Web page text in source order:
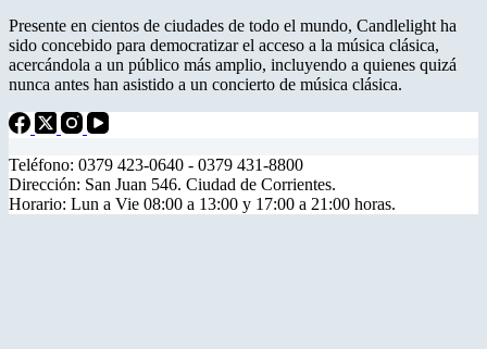
Presente en cientos de ciudades de todo el mundo, Candlelight ha
sido concebido para democratizar el acceso a la música clásica,
acercándola a un público más amplio, incluyendo a quienes quizá
nunca antes han asistido a un concierto de música clásica.
Teléfono: 0379 423-0640 - 0379 431-8800
Dirección: San Juan 546. Ciudad de Corrientes.
Horario: Lun a Vie 08:00 a 13:00 y 17:00 a 21:00 horas.